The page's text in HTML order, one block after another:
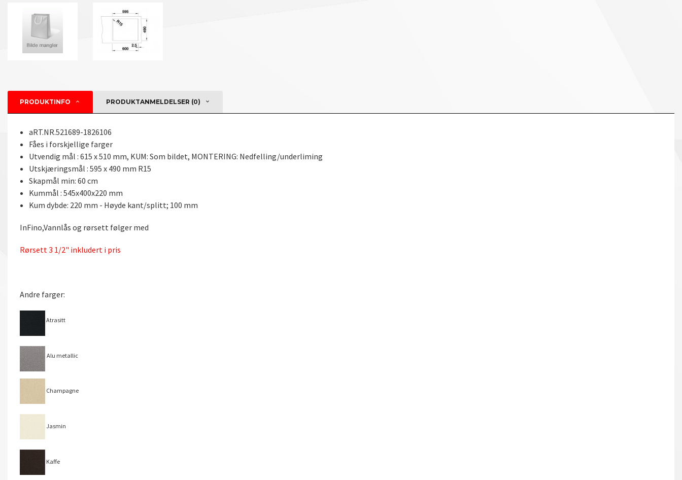
PRODUKTINFO PRODUKTANMELDELSER (0)
aRT.NR.521689-1826106
Fåes i forskjellige farger
Utvendig mål : 615 x 510 mm, KUM: Som bildet, MONTERING: Nedfelling/underliming
Utskjæringsmål : 595 x 490 mm R15
Skapmål min: 60 cm
Kummål : 545x400x220 mm
Kum dybde: 220 mm - Høyde kant/splitt; 100 mm
InFino,Vannlås og rørsett følger med
Rørsett 3 1/2" inkludert i pris
Andre farger:
Atrasitt
Alu metallic
Champagne
Jasmin
Kaffe